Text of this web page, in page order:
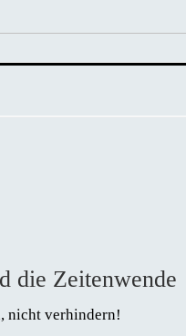
die Zeitenwende
nicht verhindern!